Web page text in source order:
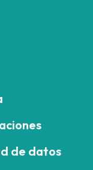
de datos